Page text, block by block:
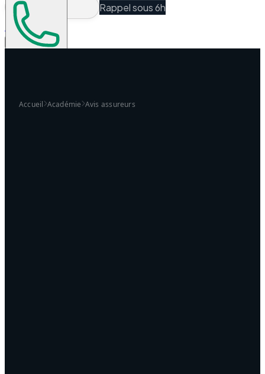
Rappel sous 6h
Espace Client
Accueil Académie Avis assureurs